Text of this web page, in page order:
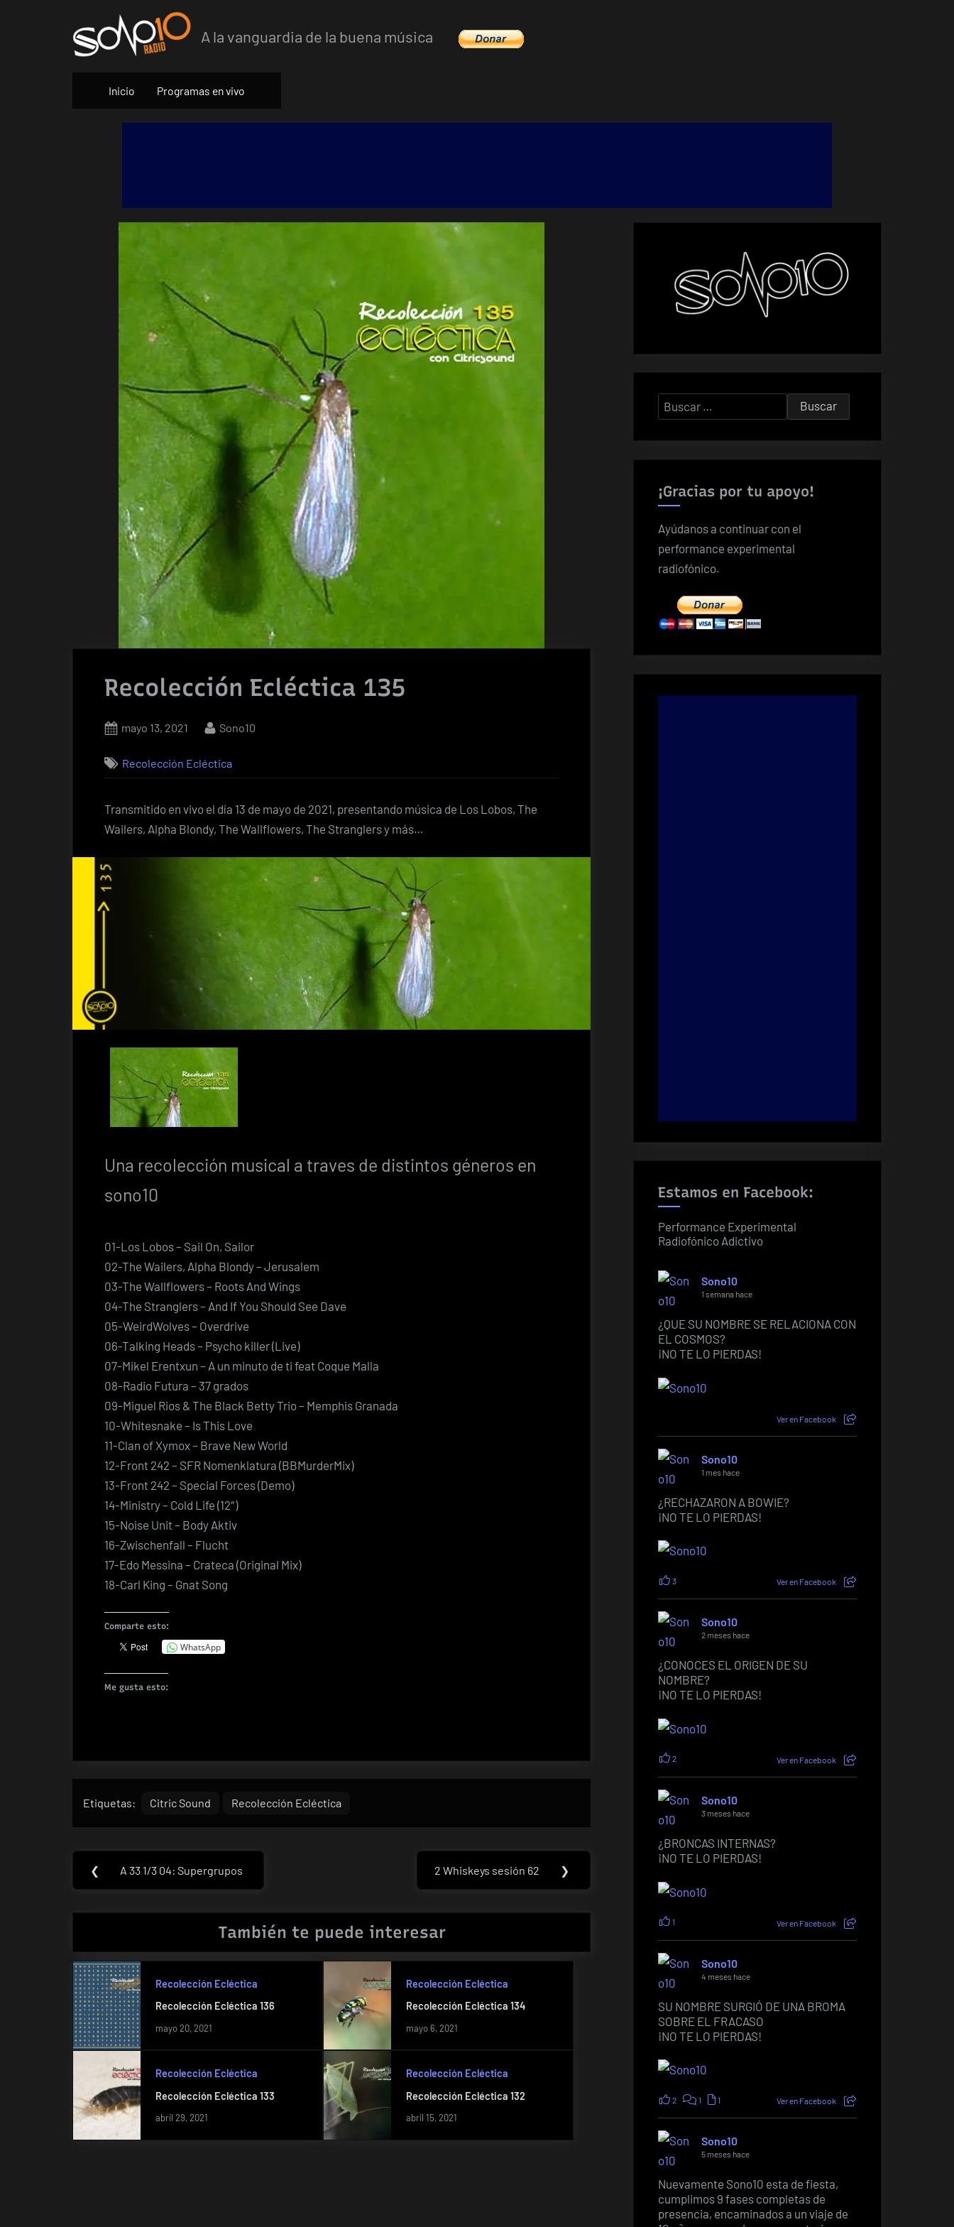
A la vanguardia de la buena música
Inicio Programas en vivo
Recolección Ecléctica 135
Posted
mayo 13, 2021 By
Sono10
Recolección Ecléctica
Transmitido en vivo el día 13 de mayo de 2021, presentando música de Los Lobos, The
Wailers, Alpha Blondy, The Wallflowers, The Stranglers y más…
Una recolección musical a traves de distintos géneros en
sono10
01-Los Lobos – Sail On, Sailor
02-The Wailers, Alpha Blondy – Jerusalem
03-The Wallflowers – Roots And Wings
04-The Stranglers – And If You Should See Dave
05-WeirdWolves – Overdrive
06-Talking Heads – Psycho killer (Live)
07-Mikel Erentxun – A un minuto de ti feat Coque Malla
08-Radio Futura – 37 grados
09-Miguel Rios & The Black Betty Trio – Memphis Granada
10-Whitesnake – Is This Love
11-Clan of Xymox – Brave New World
12-Front 242 – SFR Nomenklatura (BBMurderMix)
13-Front 242 – Special Forces (Demo)
14-Ministry – Cold Life (12″)
15-Noise Unit – Body Aktiv
16-Zwischenfall – Flucht
17-Edo Messina – Crateca (Original Mix)
18-Carl King – Gnat Song
Comparte esto:
WhatsApp
Me gusta esto:
Etiquetas: Citric Sound Recolección Ecléctica
Navegación
de
❮
Previous
A 33 1/3 04: Supergrupos
Next
2 Whiskeys sesión 62 ❯
También te puede interesar
Recolección Ecléctica
Recolección Ecléctica 136
mayo 20, 2021
Recolección Ecléctica
Recolección Ecléctica 134
mayo 6, 2021
Recolección Ecléctica
Recolección Ecléctica 133
abril 29, 2021
Recolección Ecléctica
Recolección Ecléctica 132
abril 15, 2021
Buscar:
¡Gracias por tu apoyo!
Ayúdanos a continuar con el
performance experimental
radiofónico.
Estamos en Facebook:
Performance Experimental
Radiofónico Adictivo
Sono10
1 semana hace
¿QUE SU NOMBRE SE RELACIONA CON
EL COSMOS?
¡NO TE LO PIERDAS!
Ver en Facebook
Sono10
1 mes hace
¿RECHAZARON A BOWIE?
¡NO TE LO PIERDAS!
3 Ver en Facebook
Sono10
2 meses hace
¿CONOCES EL ORIGEN DE SU
NOMBRE?
¡NO TE LO PIERDAS!
2 Ver en Facebook
Sono10
3 meses hace
¿BRONCAS INTERNAS?
¡NO TE LO PIERDAS!
1 Ver en Facebook
Sono10
4 meses hace
SU NOMBRE SURGIÓ DE UNA BROMA
SOBRE EL FRACASO
¡NO TE LO PIERDAS!
2 1 1 Ver en Facebook
Sono10
5 meses hace
Nuevamente Sono10 esta de fiesta,
cumplimos 9 fases completas de
presencia, encaminados a un viaje de